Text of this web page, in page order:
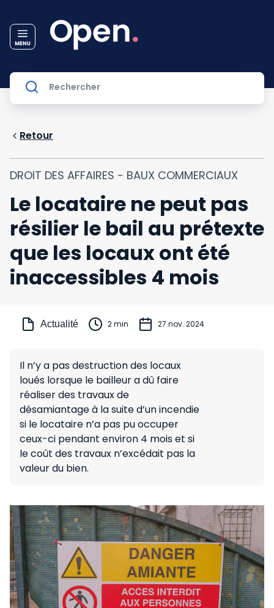
Retour
DROIT DES AFFAIRES - BAUX COMMERCIAUX
Le locataire ne peut pas
résilier le bail au prétexte
que les locaux ont été
inaccessibles 4 mois
Actualité 2 min 27 nov. 2024
Il n’y a pas destruction des locaux
loués lorsque le bailleur a dû faire
réaliser des travaux de
désamiantage à la suite d’un incendie
si le locataire n’a pas pu occuper
ceux-ci pendant environ 4 mois et si
le coût des travaux n’excédait pas la
valeur du bien.